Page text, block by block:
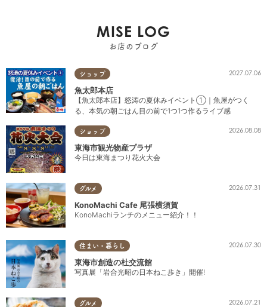
MISE LOG
お店のブログ
ショップ 2027.07.06
魚太郎本店
【魚太郎本店】怒涛の夏休みイベント①｜魚屋がつく
る、本気の朝ごはん目の前で1つ1つ作るライブ感
ショップ 2026.08.08
東海市観光物産プラザ
今日は東海まつり花火大会
グルメ 2026.07.31
KonoMachi Cafe 尾張横須賀
KonoMachiランチのメニュー紹介！！
住まい・暮らし 2026.07.30
東海市創造の杜交流館
写真展「岩合光昭の日本ねこ歩き」開催!
グルメ 2026.07.21